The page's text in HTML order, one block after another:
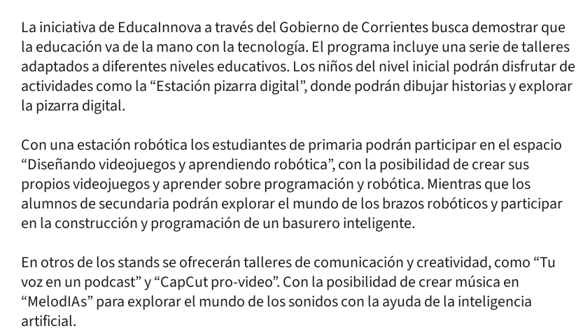
La iniciativa de EducaInnova a través del Gobierno de Corrientes busca demostrar que
la educación va de la mano con la tecnología. El programa incluye una serie de talleres
adaptados a diferentes niveles educativos. Los niños del nivel inicial podrán disfrutar de
actividades como la “Estación pizarra digital”, donde podrán dibujar historias y explorar
la pizarra digital.
Con una estación robótica los estudiantes de primaria podrán participar en el espacio
“Diseñando videojuegos y aprendiendo robótica”, con la posibilidad de crear sus
propios videojuegos y aprender sobre programación y robótica. Mientras que los
alumnos de secundaria podrán explorar el mundo de los brazos robóticos y participar
en la construcción y programación de un basurero inteligente.
En otros de los stands se ofrecerán talleres de comunicación y creatividad, como “Tu
voz en un podcast” y “CapCut pro-video”. Con la posibilidad de crear música en
“MelodIAs” para explorar el mundo de los sonidos con la ayuda de la inteligencia
artificial.